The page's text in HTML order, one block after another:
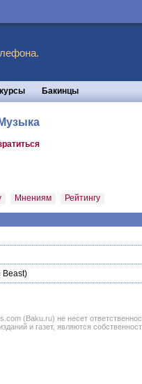
Бакинцы
Мнениям Рейтингу
Beast)
не несет
и газет, являются